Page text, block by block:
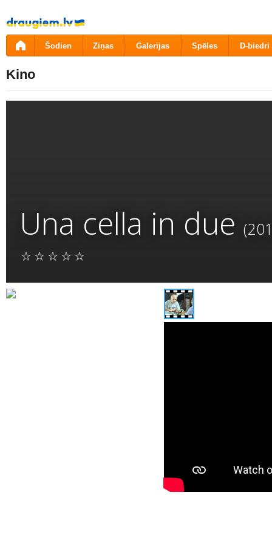
Pāriet
uz
saturu
Šodien Ziņas Galerijas Spēles D-biedri
Kino
Una cella in due